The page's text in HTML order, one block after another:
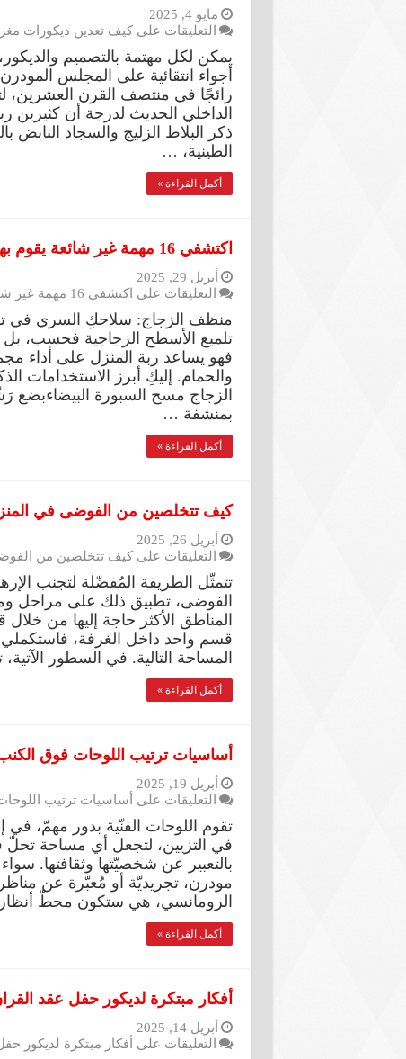
مايو 4, 2025
التعليقات على كيف تعدين ديكورات
يمكن لكل مهتمة بالتصميم
أجواء انتقائية على المجلس
رائجًا في منتصف القرن العشرين،
الداخلي الحديث لدرجة أن كثيرين
ذكر البلاط الزليج والسجاد النابض
الطينية، …
أكمل القراءة »
اكتشفي 16 مهمة غير شائعة يقوم بها ملمع الزجاج في العناية بمنزلك
أبريل 29, 2025
التعليقات على اكتشفي 16 مهمة غير شائعة يقوم بها ملمع الزجاج في العناية بمنزلك مغلقة
منظف الزجاج: سلاحكِ السري في
تلميع الأسطح الزجاجية فحسب، بل
فهو يساعد ربة المنزل على أداء
والحمام. إليكِ أبرز الاستخدامات
الزجاج مسح السبورة
بمنشفة …
أكمل القراءة »
كيف تتخلصين من الفوضى في
أبريل 26, 2025
التعليقات على كيف تتخلصين من
تتمثّل الطريقة المُفضّلة لتجنب
الفوضى، تطبيق ذلك على مراحل
المناطق الأكثر حاجة إليها من
قسم واحد داخل الغرفة، فاستكملي
المساحة التالية. في السطور
أكمل القراءة »
أساسيات ترتيب اللوحات فوق
أبريل 19, 2025
التعليقات على أساسيات ترتيب
تقوم اللوحات الفنّية بدور مهمّ،
في التزيين، لتجعل أي مساحة تحلّ
بالتعبير عن شخصيّتها وثقافتها.
مودرن، تجريديّة أو مُعبّرة عن مناظر
الرومانسي، هي ستكون محطّ
أكمل القراءة »
أفكار مبتكرة لديكور حفل عقد
أبريل 14, 2025
التعليقات على أفكار مبتكرة لديكور